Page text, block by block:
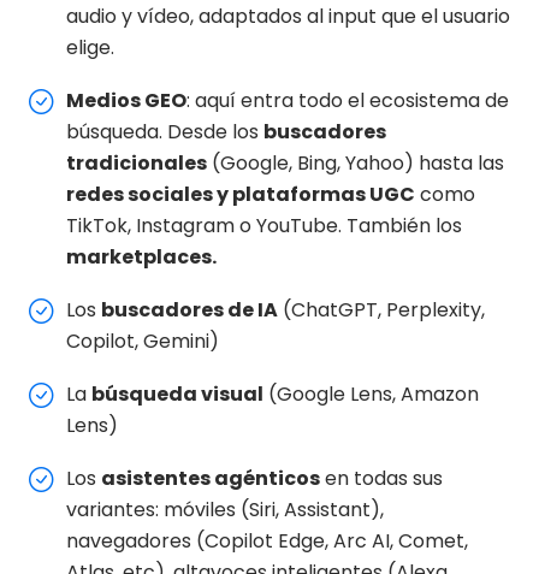
audio y vídeo, adaptados al input que el usuario
elige.
Medios GEO: aquí entra todo el ecosistema de
búsqueda. Desde los buscadores
tradicionales (Google, Bing, Yahoo) hasta las
redes sociales y plataformas UGC como
TikTok, Instagram o YouTube. También los
marketplaces.
Los buscadores de IA (ChatGPT, Perplexity,
Copilot, Gemini)
La búsqueda visual (Google Lens, Amazon
Lens)
Los asistentes agénticosen todas sus
variantes: móviles (Siri, Assistant),
navegadores (Copilot Edge, Arc AI, Comet,